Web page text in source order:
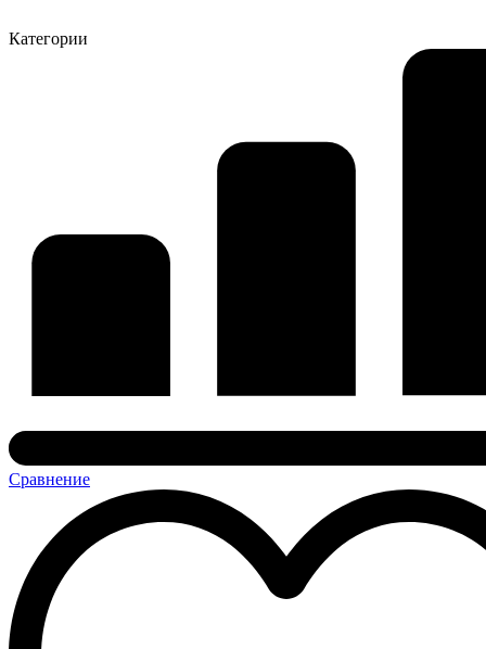
Категории
Сравнение